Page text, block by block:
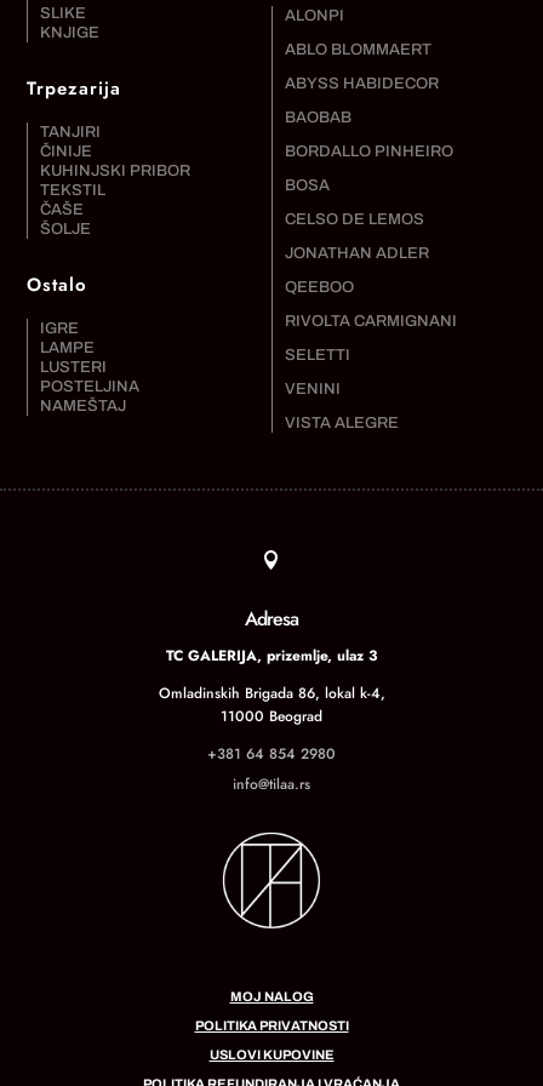
SLIKE
KNJIGE
Trpezarija
TANJIRI
ČINIJE
KUHINJSKI PRIBOR
TEKSTIL
ČAŠE
ŠOLJE
Ostalo
IGRE
LAMPE
LUSTERI
POSTELJINA
NAMEŠTAJ
ALONPI
ABLO BLOMMAERT
ABYSS HABIDECOR
BAOBAB
BORDALLO PINHEIRO
BOSA
CELSO DE LEMOS
JONATHAN ADLER
QEEBOO
RIVOLTA CARMIGNANI
SELETTI
VENINI
VISTA ALEGRE

Adresa
TC GALERIJA, prizemlje, ulaz 3
Omladinskih Brigada 86, lokal k-4,
11000 Beograd
+381 64 854 2980
info@tilaa.rs
MOJ NALOG
POLITIKA PRIVATNOSTI
USLOVI KUPOVINE